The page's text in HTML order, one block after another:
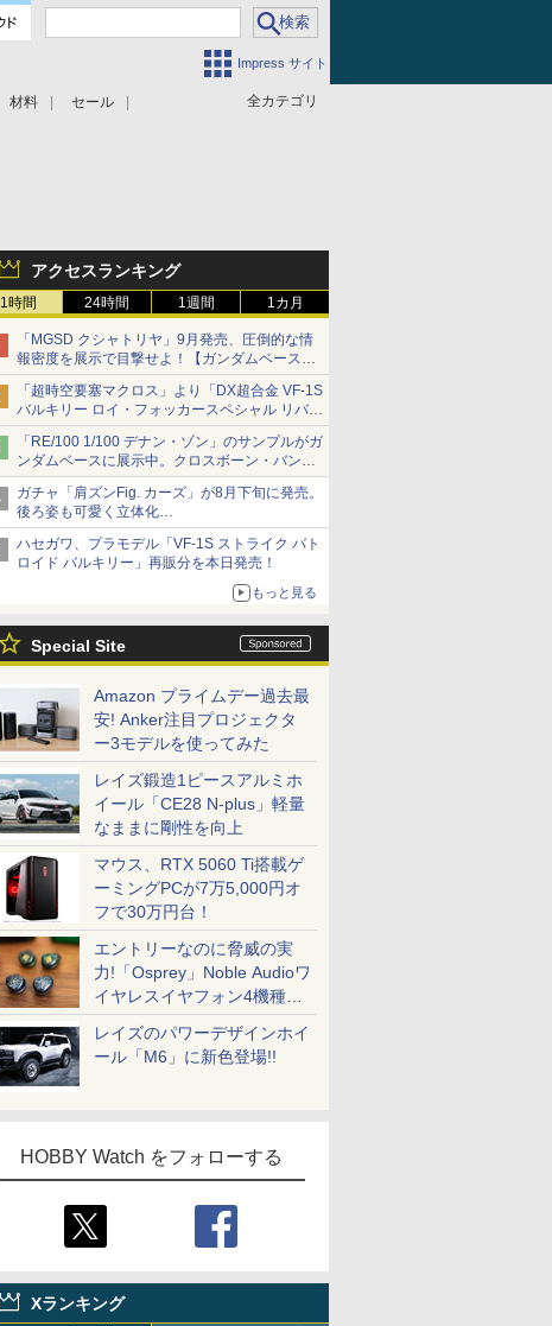
Impress サイト
全カテゴリ
材料 セール
アクセスランキング
1時間 24時間 1週間 1カ月
「MGSD クシャトリヤ」9月発売、圧倒的な情
報密度を展示で目撃せよ！【ガンダムベース撮
り下ろし】
「超時空要塞マクロス」より「DX超合金 VF-1S
バルキリー ロイ・フォッカースペシャル リバイ
バルVer.」本日発売！
「RE/100 1/100 デナン・ゾン」のサンプルがガ
ンダムベースに展示中。クロスボーン・バンガ
ードの制式量産機が間もなく発送【ガンダムベ
ース撮り下ろし】
ガチャ「肩ズンFig. カーズ」が8月下旬に発売。
後ろ姿も可愛く立体化
ライトニング・マックィーンやメーターなど4
種がラインナップ
ハセガワ、プラモデル「VF-1S ストライク バト
ロイド バルキリー」再販分を本日発売！
もっと見る
Special Site
Amazon プライムデー過去最
安! Anker注目プロジェクタ
ー3モデルを使ってみた
レイズ鍛造1ピースアルミホ
イール「CE28 N-plus」軽量
なままに剛性を向上
マウス、RTX 5060 Ti搭載ゲ
ーミングPCが7万5,000円オ
フで30万円台！
エントリーなのに脅威の実
力!「Osprey」Noble Audioワ
イヤレスイヤフォン4機種を
一気に聴く
レイズのパワーデザインホイ
ール「M6」に新色登場!!
HOBBY Watch をフォローする
Xランキング